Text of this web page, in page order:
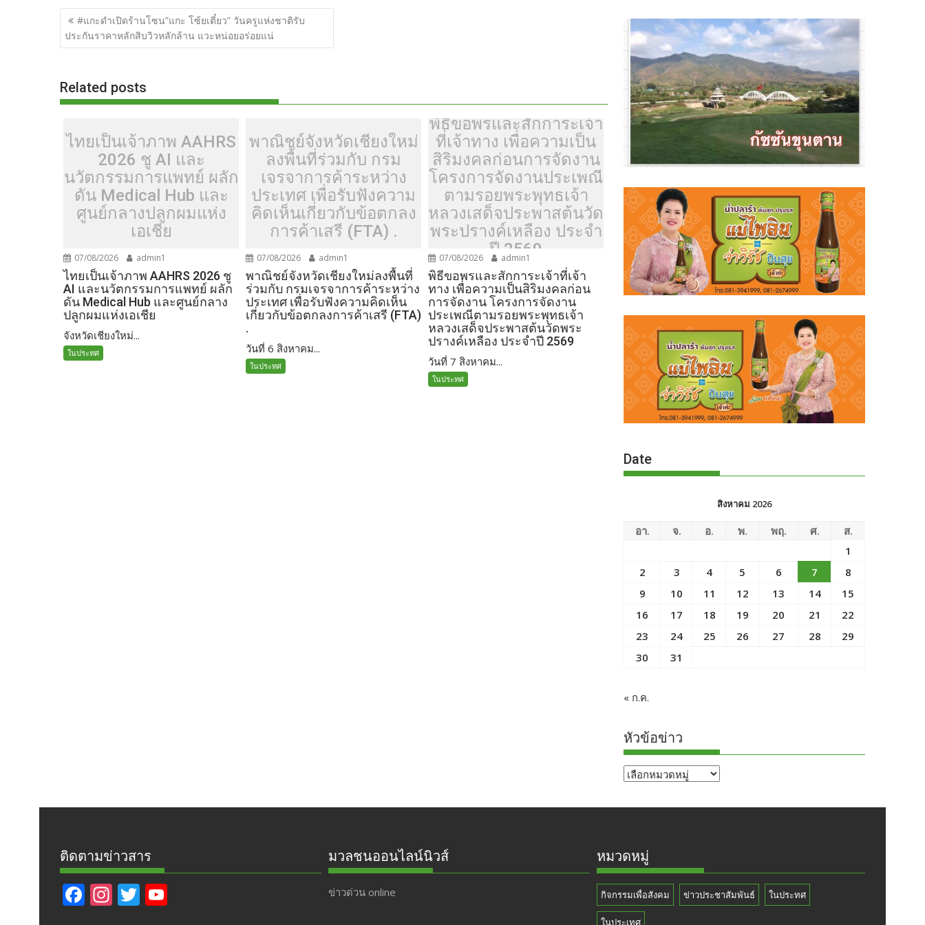
e
b
o
k
itt
er
d
di
e g
g
m
bl
er
e
p
y
k
e
แนะแนว
เรื่อง
#แกะดำเปิดร้านโซน”แกะ โซ้ยเตี๋ยว” วันครูแห่งชาติรับ
ประกันราคาหลักสิบวิวหลักล้าน แวะหน่อยอร่อยแน่
Related posts
ไทยเป็นเจ้าภาพ AAHRS
2026 ชู AI และ
นวัตกรรมการแพทย์ ผลัก
ดัน Medical Hub และ
ศูนย์กลางปลูกผมแห่ง
เอเชีย
07/08/2026 admin1
ไทยเป็นเจ้าภาพ AAHRS 2026 ชู
AI และนวัตกรรมการแพทย์ ผลัก
ดัน Medical Hub และศูนย์กลาง
ปลูกผมแห่งเอเชีย
จังหวัดเชียงใหม่...
ในประทศ
พาณิชย์จังหวัดเชียงใหม่
ลงพื้นที่ร่วมกับ กรม
เจรจาการค้าระหว่าง
ประเทศ เพื่อรับฟังความ
คิดเห็นเกี่ยวกับข้อตกลง
การค้าเสรี (FTA) .
07/08/2026 admin1
พาณิชย์จังหวัดเชียงใหม่ลงพื้นที่
ร่วมกับ กรมเจรจาการค้าระหว่าง
ประเทศ เพื่อรับฟังความคิดเห็น
เกี่ยวกับข้อตกลงการค้าเสรี (FTA)
.
วันที่ 6 สิงหาคม...
ในประทศ
พิธีขอพรและสักการะเจ้า
ที่เจ้าทาง เพื่อความเป็น
สิริมงคลก่อนการจัดงาน
โครงการจัดงานประเพณี
ตามรอยพระพุทธเจ้า
หลวงเสด็จประพาสต้นวัด
พระปรางค์เหลือง ประจำ
ปี 2569
07/08/2026 admin1
พิธีขอพรและสักการะเจ้าที่เจ้า
ทาง เพื่อความเป็นสิริมงคลก่อน
การจัดงาน โครงการจัดงาน
ประเพณีตามรอยพระพุทธเจ้า
หลวงเสด็จประพาสต้นวัดพระ
ปรางค์เหลือง ประจำปี 2569
วันที่ 7 สิงหาคม...
ในประทศ
Date
สิงหาคม 2026
อา. จ. อ. พ. พฤ. ศ.
ส.
1
2
3 4 5 6 7
8
9
10 11 12 13 14
15
16
17 18 19 20 21
22
23
24 25 26 27 28
29
30
31
« ก.ค.
หัวข้อข่าว
หัวข้อ
ติดตามข่าวสาร
F In T
มวลชนออนไลน์นิวส์
ข่าวด่วน online
หมวดหมู่
กิจกรรมเพื่อสังคม ข่าวประชาสัมพันธ์ ในประทศ